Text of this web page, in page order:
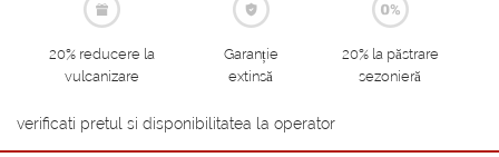
20% reducere la
vulcanizare
Garanție
extinsă
20% la păstrare
sezonieră
verificati pretul si disponibilitatea la operator